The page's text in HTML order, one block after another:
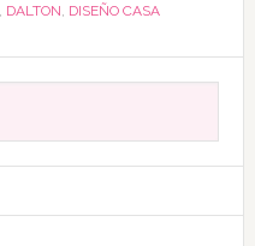
DALTON DISEÑO CASA